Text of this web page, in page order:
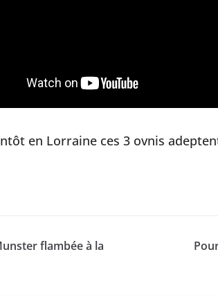
en Lorraine ces 3 ovnis
flambée à la